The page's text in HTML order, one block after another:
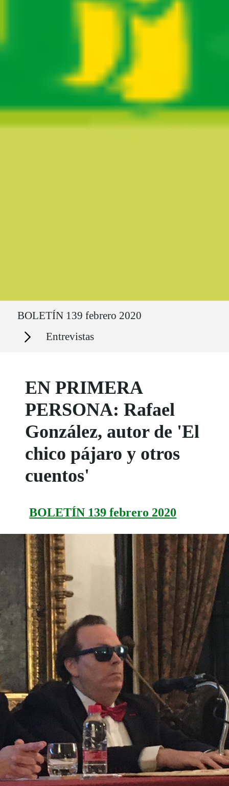
BOLETÍN 139 febrero 2020
Secciones Entrevistas
EN PRIMERA
PERSONA: Rafael
González, autor de 'El
chico pájaro y otros
cuentos'
BOLETÍN 139 febrero 2020